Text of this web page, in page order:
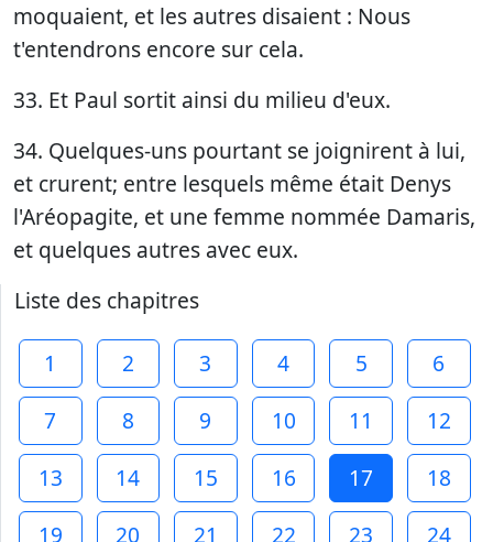
moquaient, et les autres disaient : Nous
t'entendrons encore sur cela.
33. Et Paul sortit ainsi du milieu d'eux.
34. Quelques-uns pourtant se joignirent à lui,
et crurent; entre lesquels même était Denys
l'Aréopagite, et une femme nommée Damaris,
et quelques autres avec eux.
Liste des chapitres
1 2 3 4 5
6
7
8 9 10 11
12
13
14 15 16 17
18
19
20 21 22 23 24